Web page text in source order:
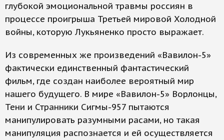
глубокой эмоциональной травмы россиян в
процессе проигрыша Третьей мировой Холодной
войны, которую Лукьяненко просто выражает.
Из современных же произведений «Вавилон-5»
фактически единственный фантастический
фильм, где создан наиболее вероятный мир
нашего будущего. В мире «Вавилон-5» Ворлонцы,
Тени и Странники Сигмы-957 пытаются
манипулировать разумными расами, но такая
манипуляция распознается и ей осуществляется